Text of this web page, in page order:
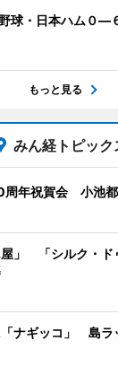
球・日本ハム０―
もっと見る
みん経トピック
周年祝賀会 小池
」 「シルク・ド
ナギッコ」 島ラ